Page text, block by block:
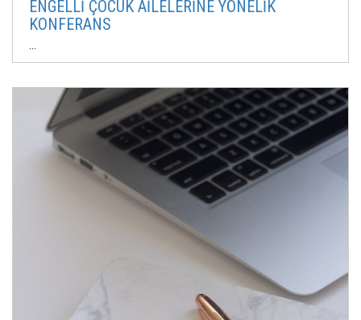
ENGELLİ ÇOCUK AİLELERİNE YÖNELİK
KONFERANS
...